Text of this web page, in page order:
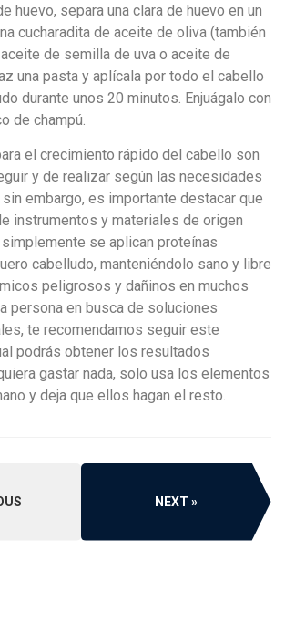
huevo, separa una clara de huevo en un
cucharadita de aceite de oliva (también
de semilla de uva o aceite de
una pasta y aplícala por todo el cabello
durante unos 20 minutos. Enjuágalo con
de champú.
el crecimiento rápido del cabello son
y de realizar según las necesidades
embargo, es importante destacar que
instrumentos y materiales de origen
simplemente se aplican proteínas
cabelludo, manteniéndolo sano y libre
peligrosos y dañinos en muchos
persona en busca de soluciones
te recomendamos seguir este
podrás obtener los resultados
gastar nada, solo usa los elementos
y deja que ellos hagan el resto.
NEXT